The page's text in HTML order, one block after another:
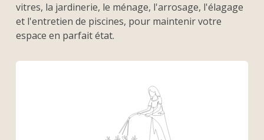
vitres, la jardinerie, le ménage, l'arrosage, l'élagage
et l'entretien de piscines, pour maintenir votre
espace en parfait état.